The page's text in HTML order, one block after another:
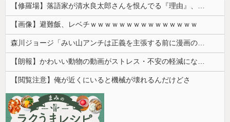
【修羅場】落語家が清水良太郎さんを恨んでる『理由』、ガチでヤバイ・・・・・
【画像】避難飯、レベチｗｗｗｗｗｗｗｗｗｗｗｗｗｗｗ
森川ジョージ「みい山アンチは正義を主張する前に漫画の無断転載をやめろよ」←これwwww
【朗報】かわいい動物の動画がストレス・不安の軽減になる可能性。英大学の研究で実証
【閲覧注意】俺が近くにいると機械が壊れるんだけどさ